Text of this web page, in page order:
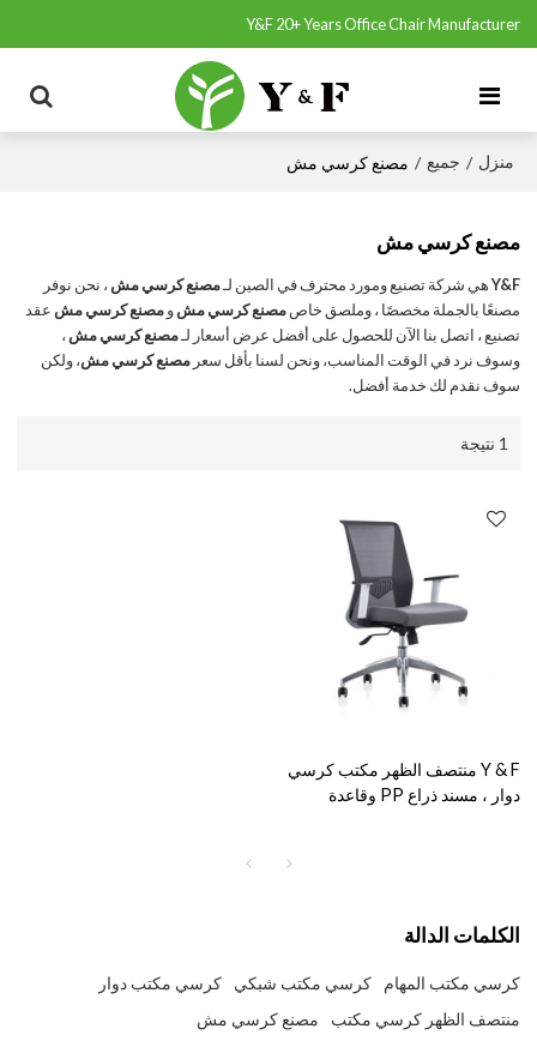
Y&F 20+ Years Office Chair Manufacturer
منزل / جميع / مصنع كرسي مش
مصنع كرسي مش
Y&Fهي شركة تصنيع ومورد محترف في الصين لـمصنع كرسي مش ، نحن نوفر
مصنعًا بالجملة مخصصًا ، وملصق خاصمصنع كرسي مشومصنع كرسي مش عقد
تصنيع ، اتصل بنا الآن للحصول على أفضل عرض أسعار لـمصنع كرسي مش ،
وسوف نرد في الوقت المناسب، ونحن لسنا بأقل سعرمصنع كرسي مش، ولكن
سوف نقدم لك خدمة أفضل.
1 نتيجة
Y & F منتصف الظهر مكتب كرسي
دوار ، مسند ذراع PP وقاعدة
الكلمات الدالة
كرسي مكتب المهام كرسي مكتب شبكي
كرسي مكتب دوار
منتصف الظهر كرسي مكتب
مصنع كرسي مش